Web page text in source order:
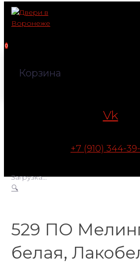
Перейти
контенту
0
Корзина
Vk
+7 (910) 344-
Загрузка...
🔍
529 ПО
белая,